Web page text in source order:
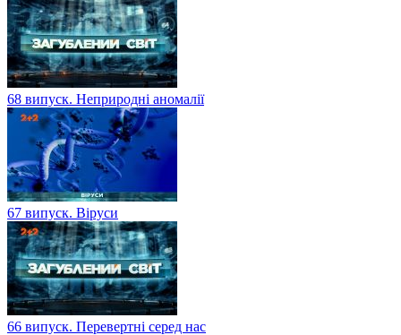
68 випуск. Неприродні аномалії
67 випуск. Віруси
66 випуск. Перевертні серед нас